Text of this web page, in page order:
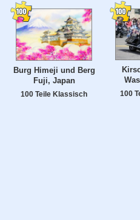
Burg Himeji und Berg
Fuji, Japan
100 Teile Klassisch 100